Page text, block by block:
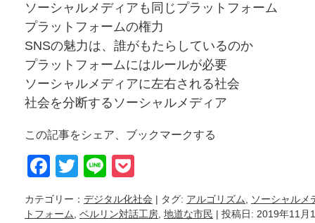
ソーシャルメディアも同じプラットフォーム
プラットフォームの権力
SNSの魅力は、誰がもたらしているのか
プラットフォームにはルールが必要
ソーシャルメディアに左右される社会
社会を分断するソーシャルメディア
この記事をシェア、ブックマークする
Facebook
Twitter
Line
カテゴリー： デジタル化社会 | タグ: アルゴリズム
ソーシャルメ
トフォーム
ベルリン対話工房 地道な市民 | 投稿日: 2019年11月